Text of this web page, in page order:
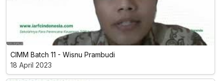
CIMM Batch 11 - Wisnu Prambudi
18 April 2023